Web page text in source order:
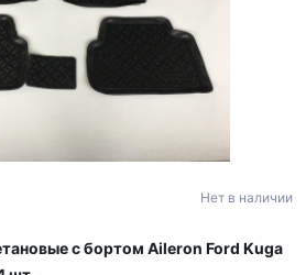
Нет в наличии
с бортом Aileron Ford Kuga